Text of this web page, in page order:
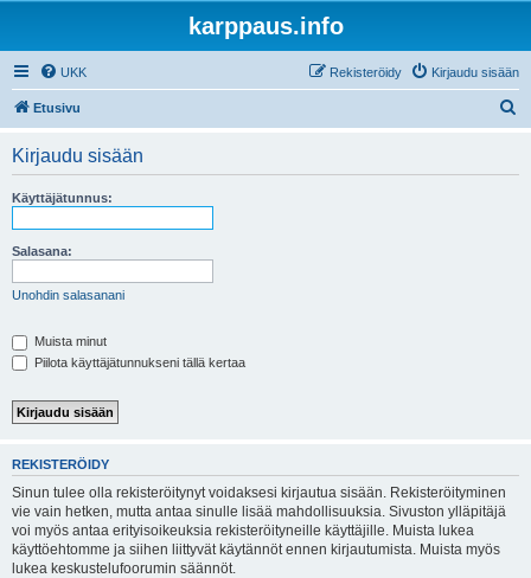
karppaus.info
UKK Kirjaudu sisään
Rekisteröidy
Etusivu
Kirjaudu sisään
Käyttäjätunnus:
Salasana:
Unohdin salasanani
Muista minut
Piilota käyttäjätunnukseni tällä kertaa
REKISTERÖIDY
Sinun tulee olla rekisteröitynyt voidaksesi kirjautua sisään. Rekisteröityminen
vie vain hetken, mutta antaa sinulle lisää mahdollisuuksia. Sivuston ylläpitäjä
voi myös antaa erityisoikeuksia rekisteröityneille käyttäjille. Muista lukea
käyttöehtomme ja siihen liittyvät käytännöt ennen kirjautumista. Muista myös
lukea keskustelufoorumin säännöt.